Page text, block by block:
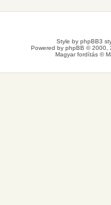
Style by phpBB3
Powered by phpBB © 2000,
Magyar fordítás ©